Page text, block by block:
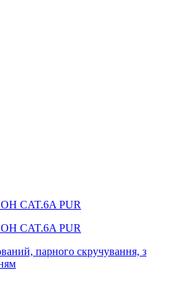
CAT.6A PUR
CAT.6A PUR
парного скручування, з